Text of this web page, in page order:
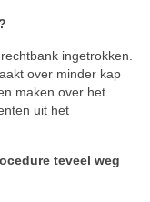
ingetrokken.
over minder kap
maken over het
uit het
teveel weg